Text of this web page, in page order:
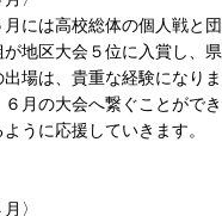
には高校総体の個人戦と
が地区大会５位に入賞し、
出場は、貴重な経験になり
６月の大会へ繋ぐことがで
うに応援していきます。
月〉